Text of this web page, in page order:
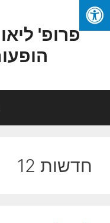
פרופ' ליאו
חדשות 12